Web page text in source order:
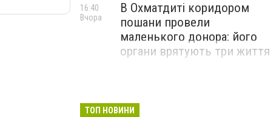
В Охматдиті коридором
пошани провели
маленького донора: його
органи врятують три життя
16:40
Вчора
ТОП НОВИНИ